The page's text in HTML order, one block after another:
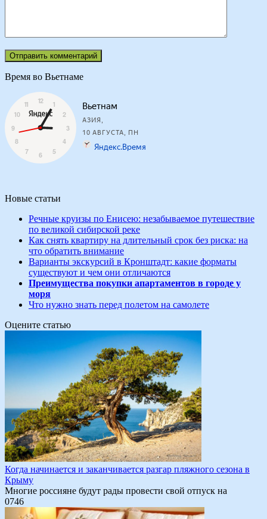
Время во Вьетнаме
Новые статьи
Речные круизы по Енисею: незабываемое путешествие
по великой сибирской реке
Как снять квартиру на длительный срок без риска: на
что обратить внимание
Варианты экскурсий в Кронштадт: какие форматы
существуют и чем они отличаются
Преимущества покупки апартаментов в городе у
моря
Что нужно знать перед полетом на самолете
Оцените статью
Когда начинается и заканчивается разгар пляжного сезона в
Крыму
Многие россияне будут рады провести свой отпуск на
0746